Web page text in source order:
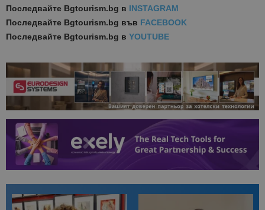
Последвайте Bgtourism.bg в INSTAGRAM
Последвайте Bgtourism.bg във FACEBOOK
Последвайте Bgtourism.bg в YOUTUBE